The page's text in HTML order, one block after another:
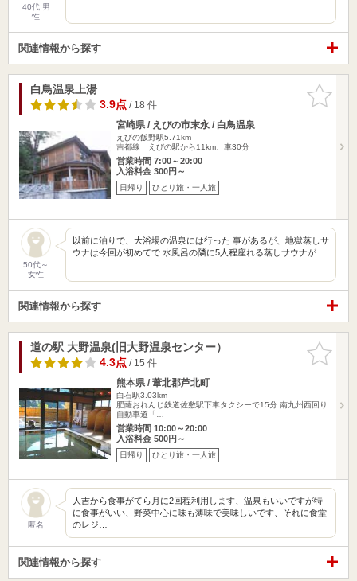
40代 男
性
関連情報から探す
お気に入
りに追加
白鳥温泉上湯
3.9点/ 18 件
宮崎県 / えびの市末永 / 白鳥温泉
えびの飯野駅5.71km
吉都線 えびの駅から11km、車30分
営業時間 7:00～20:00
入浴料金 300円～
日帰り ひとり旅・一人旅
50代～
女性
以前に泊りで、大浴場の温泉には行った 事があるが、地獄蒸しサ
ウナは今回が初めてで 水風呂の隣に5人程座れる蒸しサウナが…
関連情報から探す
お気に入
りに追加
道の駅 大野温泉(旧大野温泉センター）
4.3点/ 15 件
熊本県 / 葦北郡芦北町
白石駅3.03km
肥薩おれんじ鉄道佐敷駅下車タクシーで15分 南九州西回り
自動車道「…
営業時間 10:00～20:00
入浴料金 500円～
日帰り ひとり旅・一人旅
匿名
人吉から食事がてら月に2回程利用します、温泉もいいですが特
に食事がいい、野菜中心に味も薄味で美味しいです、それに食堂
のレジ…
関連情報から探す